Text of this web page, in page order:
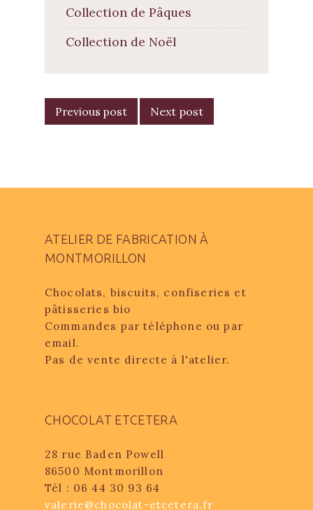
Collection de Pâques
Collection de Noël
NAVIGATION
Previous post Next post
ATELIER DE FABRICATION À
MONTMORILLON
Chocolats, biscuits, confiseries et
pâtisseries bio
Commandes par téléphone ou par
email.
Pas de vente directe à l'atelier.
CHOCOLAT ETCETERA
28 rue Baden Powell
86500 Montmorillon
Tél : 06 44 30 93 64
valerie@chocolat-etcetera.fr